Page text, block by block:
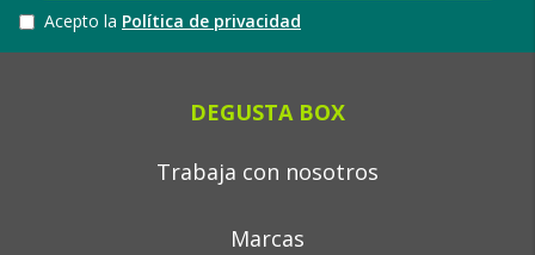
Acepto la Política de privacidad
DEGUSTA BOX
Trabaja con nosotros
Marcas